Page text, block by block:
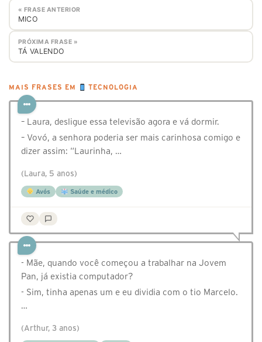
« FRASE ANTERIOR
MICO
PRÓXIMA FRASE »
TÁ VALENDO
MAIS FRASES EM TECNOLOGIA
– Laura, desligue essa televisão agora e vá dormir.
– Vovó, a senhora poderia ser mais carinhosa comigo e
dizer assim: “Laurinha, …
(Laura, 5 anos)
Avós Saúde e médico
- Mãe, quando você começou a trabalhar na Jovem
Pan, já existia computador?
- Sim, tinha apenas um e eu dividia com o tio Marcelo.
…
(Arthur, 3 anos)